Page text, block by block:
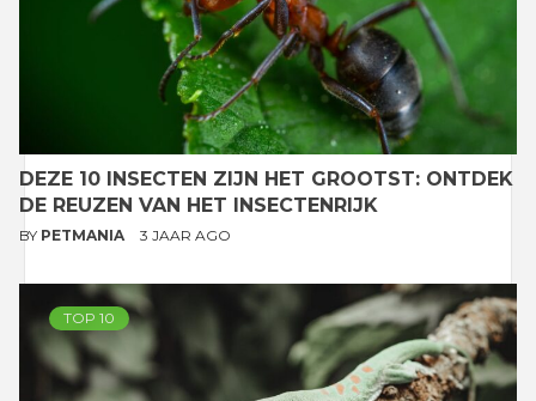
DEZE 10 INSECTEN ZIJN HET GROOTST: ONTDEK
DE REUZEN VAN HET INSECTENRIJK
BY PETMANIA 3 JAAR AGO
TOP 10